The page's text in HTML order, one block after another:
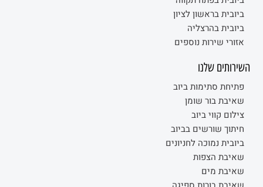
ביובית בראשון לציון
ביובית בהרצליה
אזורי שירות נוספים
השירותים שלנו
פתיחת סתימות ביוב
שאיבת בור שומן
צילום קווי ביוב
חיתוך שורשים בביוב
ביובית נמוכה לחניונים
שאיבת הצפות
שאיבת מים